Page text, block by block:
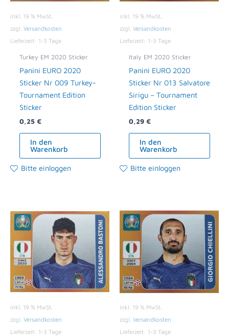
inkl. 19 % MwSt.
zzgl. Versandkosten
Lieferzeit: 1-3 Tage
Turkey EM 2020 Sticker
Panini EURO 2020
Sticker Nr 009 Turkey-
Tournament Edition
Sticker
0,25 €
In den
Warenkorb
Bitte einloggen
inkl. 19 % MwSt.
zzgl. Versandkosten
Lieferzeit: 1-3 Tage
Italy EM 2020 Sticker
Panini EURO 2020
Sticker Nr 013 Salvatore
Sirigu – Tournament
Edition Sticker
0,29 €
In den
Warenkorb
Bitte einloggen
inkl. 19 % MwSt.
zzgl. Versandkosten
Lieferzeit: 1-3 Tage
inkl. 19 % MwSt.
zzgl. Versandkosten
Lieferzeit: 1-3 Tage